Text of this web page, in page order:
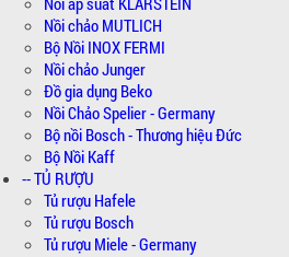
Nồi chảo MUTLICH
Bộ Nồi INOX FERMI
Nồi chảo Junger
Đồ gia dụng Beko
Nồi Chảo Spelier - Germany
Bộ nồi Bosch - Thương hiệu Đức
Bộ Nồi Kaff
-- TỦ RƯỢU
Tủ rượu Hafele
Tủ rượu Bosch
Tủ rượu Miele - Germany